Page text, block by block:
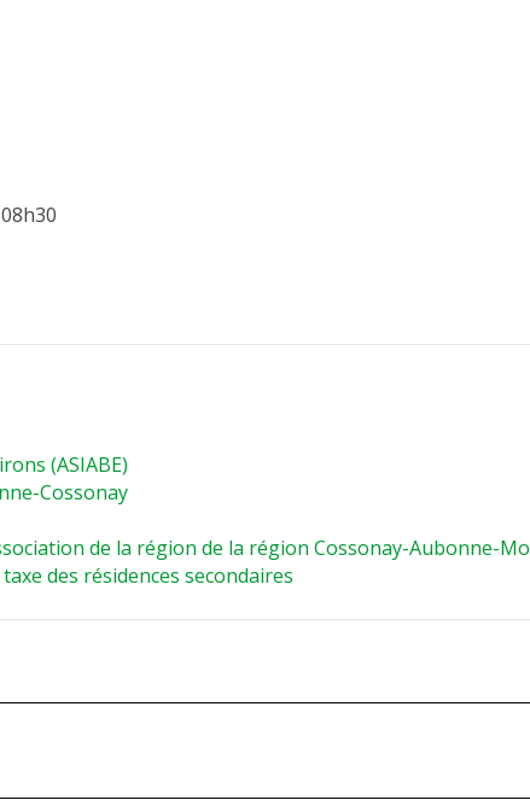
(ASIABE)
Cossonay
de la région de la région Cossonay-Aubonne-
des résidences secondaires